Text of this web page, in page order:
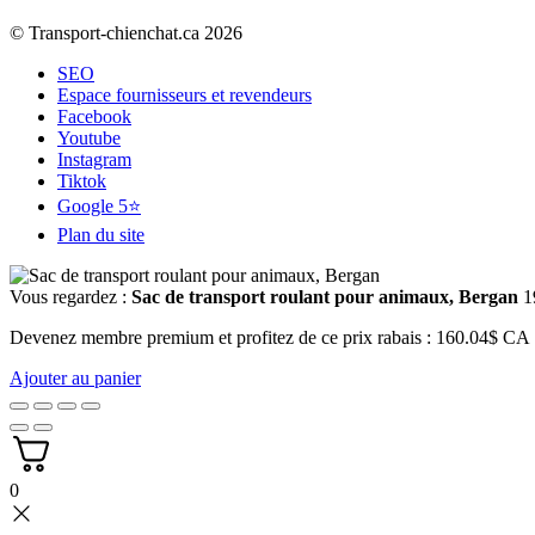
© Transport-chienchat.ca 2026
SEO
Espace fournisseurs et revendeurs
Facebook
Youtube
Instagram
Tiktok
Google 5⭐
Plan du site
Vous regardez : Sac de transport roulant pour animaux, Bergan
Devenez membre premium et profitez de ce prix rabais : 160.04$ CA
Ajouter au panier
0